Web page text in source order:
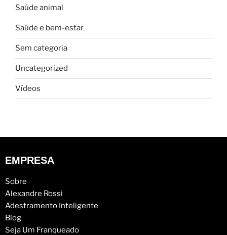
Saúde animal
Saúde e bem-estar
Sem categoria
Uncategorized
Vídeos
EMPRESA
Sobre
Alexandre Rossi
Adestramento Inteligente
Blog
Seja Um Franqueado